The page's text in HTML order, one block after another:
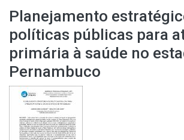
Planejamento
políticas públicas para
primária à saúde no
Pernambuco